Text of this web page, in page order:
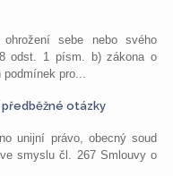
ohrožení sebe nebo svého
odst. 1 písm. b) zákona o
pro...
otázky
unijní právo, obecný soud
smyslu čl. 267 Smlouvy o